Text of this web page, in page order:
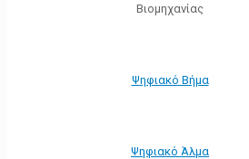
Βιομηχανίας
Ψηφιακό Βήμα
Ψηφιακό Άλμα